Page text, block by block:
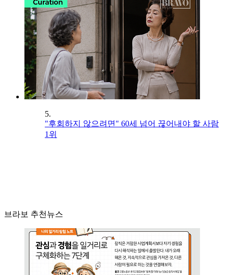
5.
"후회하지 않으려면" 60세 넘어 끊어내야 할 사람
1위
브라보 추천뉴스